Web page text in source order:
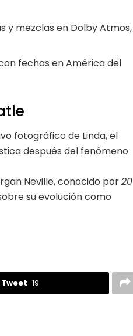
y mezclas en Dolby Atmos,
fechas en América del
fotográfico de Linda, el
después del fenómeno
Neville, conocido por20
su evolución como
Tweet 19